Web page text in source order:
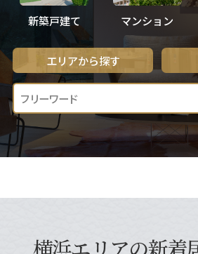
新築戸建て マンション
エリアから探す
横浜エリアの新着